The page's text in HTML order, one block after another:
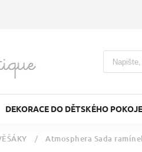
DEKORACE DO DĚTSKÉHO POKOJE
/ Atmosphera Sada